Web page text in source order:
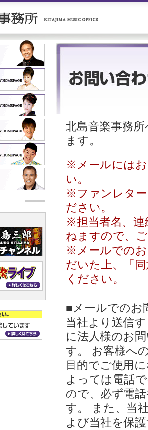
北島音楽事務
ます。
※メールにはお
い。
※ファンレター
ださい。
※担当者名、連
ねますので、
※メールでのお
だいた上、「
ください。
■メールでのお
当社より送信
に法人様のお
す。 お客様へ
目的でご使用
よっては電話
ので、必ず電
す。 また、当
よび当社を保